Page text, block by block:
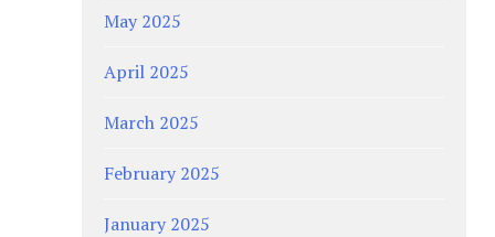
May 2025
April 2025
March 2025
February 2025
January 2025